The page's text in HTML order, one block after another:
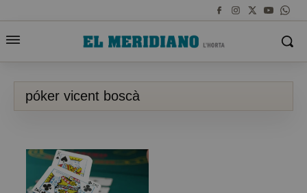
póker vicent boscà